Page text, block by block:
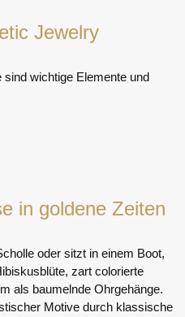
Jewelry
wichtige Elemente und
in goldene Zeiten
oder sitzt in einem Boot,
zart colorierte
als baumelnde Ohrgehänge.
Motive durch klassische